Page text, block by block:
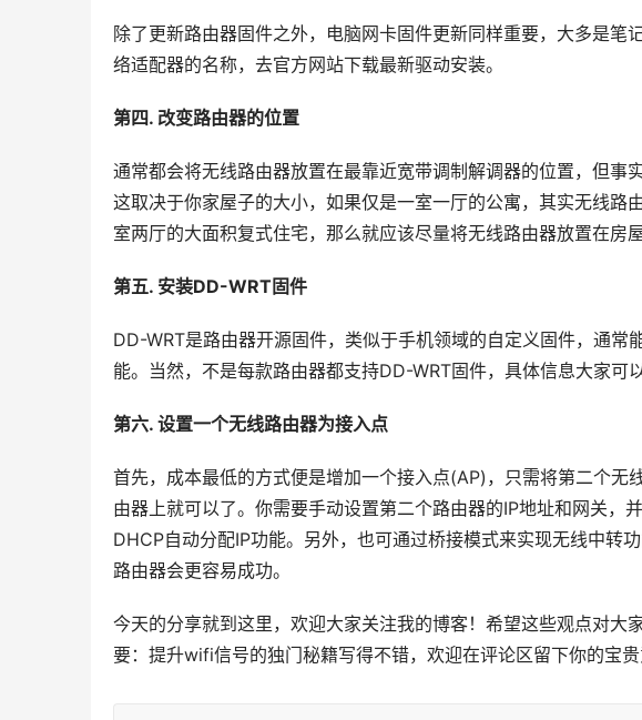
除了更新路由器固件之外，电脑网卡固件更新同样重要，大多是笔
络适配器的名称，去官方网站下载最新驱动安装。
第四. 改变路由器的位置
通常都会将无线路由器放置在最靠近宽带调制解调器的位置，但事
这取决于你家屋子的大小，如果仅是一室一厅的公寓，其实无线路
室两厅的大面积复式住宅，那么就应该尽量将无线路由器放置在房
第五. 安装DD-WRT固件
DD-WRT是路由器开源固件，类似于手机领域的自定义固件，通常
能。当然，不是每款路由器都支持DD-WRT固件，具体信息大家可
第六. 设置一个无线路由器为接入点
首先，成本最低的方式便是增加一个接入点(AP)，只需将第二个
由器上就可以了。你需要手动设置第二个路由器的IP地址和网关，
DHCP自动分配IP功能。另外，也可通过桥接模式来实现无线中转
路由器会更容易成功。
今天的分享就到这里，欢迎大家关注我的博客！希望这些观点对
要：提升wifi信号的独门秘籍写得不错，欢迎在评论区留下你的宝贵